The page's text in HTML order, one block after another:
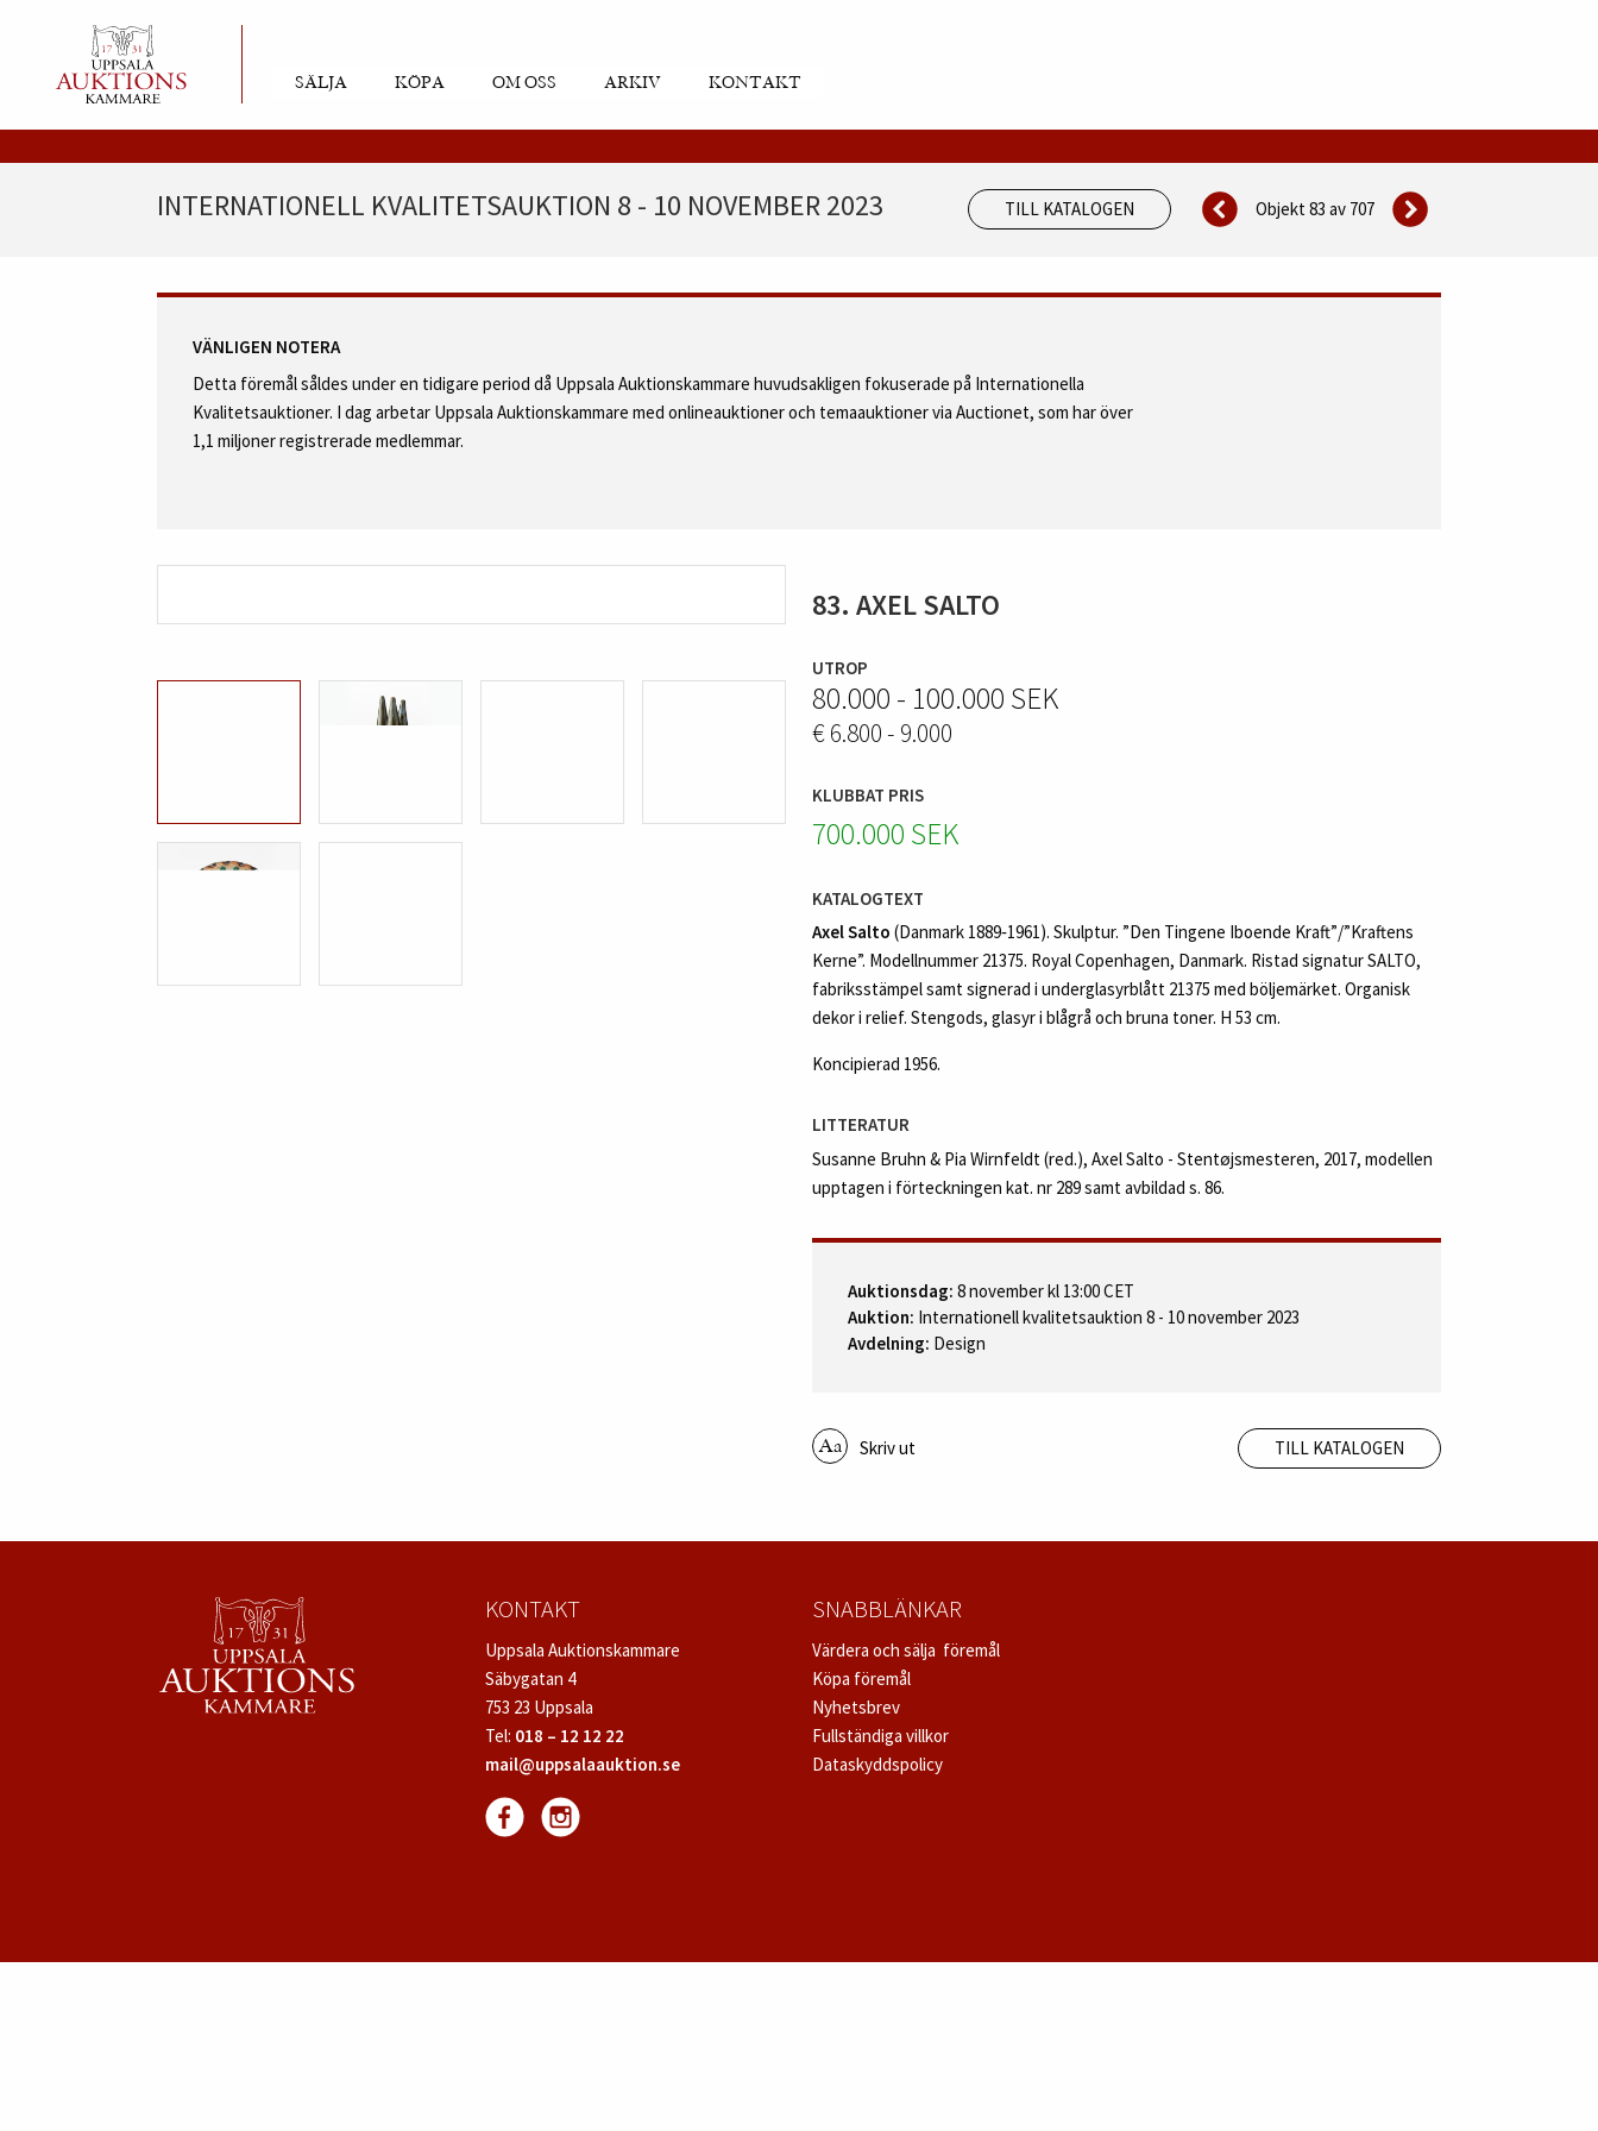
SÄLJA KÖPA OM OSS ARKIV KONTAKT
INTERNATIONELL KVALITETSAUKTION 8 - 10 NOVEMBER 2023 TILL KATALOGEN Objekt 83 av 707
VÄNLIGEN NOTERA
Detta föremål såldes under en tidigare period då Uppsala Auktionskammare huvudsakligen fokuserade på Internationella
Kvalitetsauktioner. I dag arbetar Uppsala Auktionskammare med onlineauktioner och temaauktioner via Auctionet, som har över
1,1 miljoner registrerade medlemmar.
83. AXEL SALTO
UTROP
80.000 - 100.000 SEK
€ 6.800 - 9.000
KLUBBAT PRIS
700.000 SEK
KATALOGTEXT
Axel Salto (Danmark 1889‑1961). Skulptur. ”Den Tingene Iboende Kraft”/”Kraftens
Kerne”. Modellnummer 21375. Royal Copenhagen, Danmark. Ristad signatur SALTO,
fabriksstämpel samt signerad i underglasyrblått 21375 med böljemärket. Organisk
dekor i relief. Stengods, glasyr i blågrå och bruna toner. H 53 cm.
Koncipierad 1956.
LITTERATUR
Susanne Bruhn & Pia Wirnfeldt (red.), Axel Salto - Stentøjsmesteren, 2017, modellen
upptagen i förteckningen kat. nr 289 samt avbildad s. 86.
Auktionsdag: 8 november kl 13:00 CET
Auktion: Internationell kvalitetsauktion 8 - 10 november 2023
Avdelning: Design
Skriv ut TILL KATALOGEN
KONTAKT
Uppsala Auktionskammare
Säbygatan 4
753 23 Uppsala
Tel: 018 – 12 12 22
mail@uppsalaauktion.se
SNABBLÄNKAR
Värdera och sälja föremål
Köpa föremål
Nyhetsbrev
Fullständiga villkor
Dataskyddspolicy